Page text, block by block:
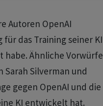
Autoren OpenAI
das Training seiner KI
habe. Ähnliche Vorwürfe
Silverman und
gegen OpenAI und die
KI entwickelt hat.